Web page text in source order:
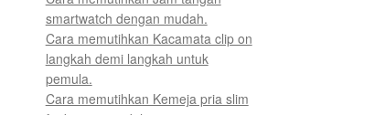
smartwatch dengan mudah.
Cara memutihkan Kacamata clip on
langkah demi langkah untuk
pemula.
Cara memutihkan Kemeja pria slim